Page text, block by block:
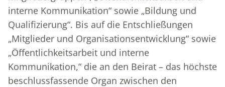
interne Kommunikation“ sowie „Bildung und
Qualifizierung“. Bis auf die Entschließungen
„Mitglieder und Organisationsentwicklung“ sowie
„Öffentlichkeitsarbeit und interne
Kommunikation,“ die an den Beirat – das höchste
beschlussfassende Organ zwischen den